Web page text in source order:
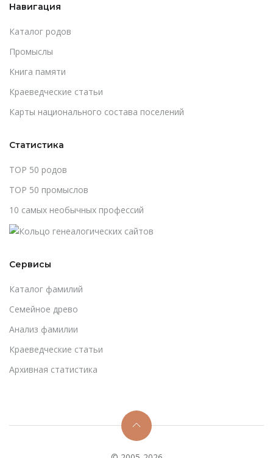
Навигация
Каталог родов
Промыслы
Книга памяти
Краеведческие статьи
Карты национального состава поселений
Статистика
TOP 50 родов
TOP 50 промыслов
10 самых необычных профессий
Сервисы
Каталог фамилий
Cемейное древо
Анализ фамилии
Краеведческие статьи
Архивная статистика